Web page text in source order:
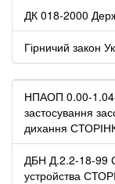
ДК 018-2000
Гірничий закон
НПАОП 0.00-
застосування
дихання
ДБН Д.2.2-18-99
устройства